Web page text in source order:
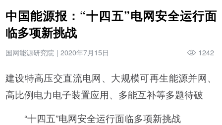
中国能源报：“十四五”电网安全运行面
临多项新挑战
国网能源研究院 | 2020年7月15日 1242
建设特高压交直流电网、大规模可再生能源并网、
高比例电力电子装置应用、多能互补等多题待破
“十四五”电网安全运行面临多项新挑战